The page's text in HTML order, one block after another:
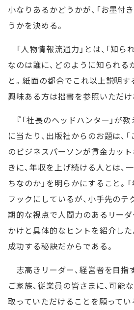
小なりあるかどうかが、「お墨付
うかを決める。
「人物情報流通力」とは、「知ら
なのは誰に、どのように知られる
と。紙面の都合でこれ以上説明す
興味ある方は拙書を参照いただけ
『「社長のヘッドハンター」が
に当たり、出版社からのお題は、
のビジネスパーソンが賃金カッ
きに、年収を上げ続ける人とは、
ちなのか」を明らかにすること。
フックにしているが、小手先のテ
期的な視点で人間力のあるリー
かけと具体的なヒントを紹介し
成功する秘訣だからである。
志高きリーダー、経営者を目指
ご家族、従業員の皆さまに、可能
取っていただけることを願ってい